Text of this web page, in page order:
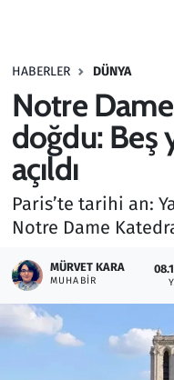
HABERLER DÜNYA
Notre
doğdu: Beş
açıldı
Paris’te tarihi an:
Notre Dame
MÜRVET KARA
MUHABIR
Haber
Kültür Sanat
Kurumsal Haberler
Lezzet Durağı
Memur ve Kamu
Otomobil